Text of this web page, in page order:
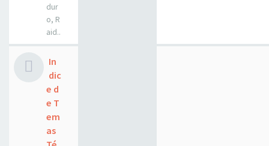
dur
o, R
aid..
In
dic
e d
e T
em
as